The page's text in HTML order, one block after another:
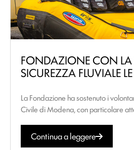
FONDAZIONE CON
SICUREZZA FLUVIALE
La Fondazione ha sostenuto i
Civile di Modena, con particolare
Continua a leggere